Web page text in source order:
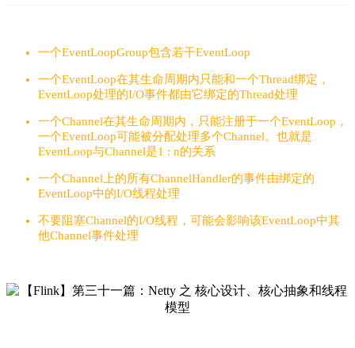
一个EventLoopGroup包含若干EventLoop
一个EventLoop在其生命周期内只能和一个Thread绑定，
EventLoop处理的I/O事件都由它绑定的Thread处理
一个Channel在其生命周期内，只能注册于一个EventLoop，
一个EventLoop可能被分配处理多个Channel。也就是
EventLoop与Channel是1 : n的关系
一个Channel上的所有ChannelHandler的事件由绑定的
EventLoop中的I/O线程处理
不要阻塞Channel的I/O线程，可能会影响该EventLoop中其
他Channel事件处理